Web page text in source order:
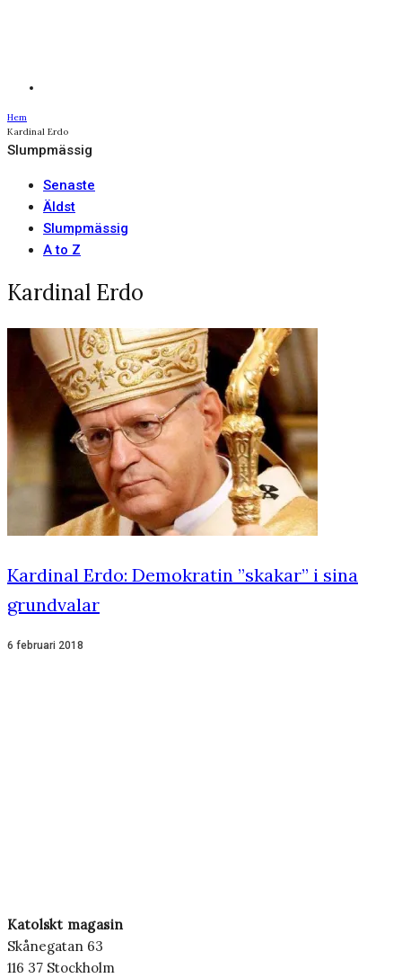
Hem
Kardinal Erdo
Slumpmässig
Senaste
Äldst
Slumpmässig
A to Z
Kardinal Erdo
Kardinal Erdo: Demokratin ”skakar” i sina
grundvalar
6 februari 2018
Katolskt magasin
Skånegatan 63
116 37 Stockholm